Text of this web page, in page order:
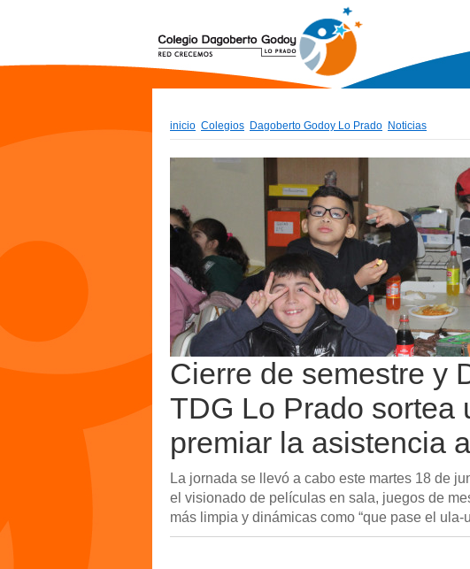
inicio Colegios Dagoberto Godoy Lo Prado Noticias
Cierre de semestre y
TDG Lo Prado sortea
premiar la asistencia
La jornada se llevó a cabo este martes 18 de
el visionado de películas en sala, juegos de
más limpia y dinámicas como “que pase el ula-